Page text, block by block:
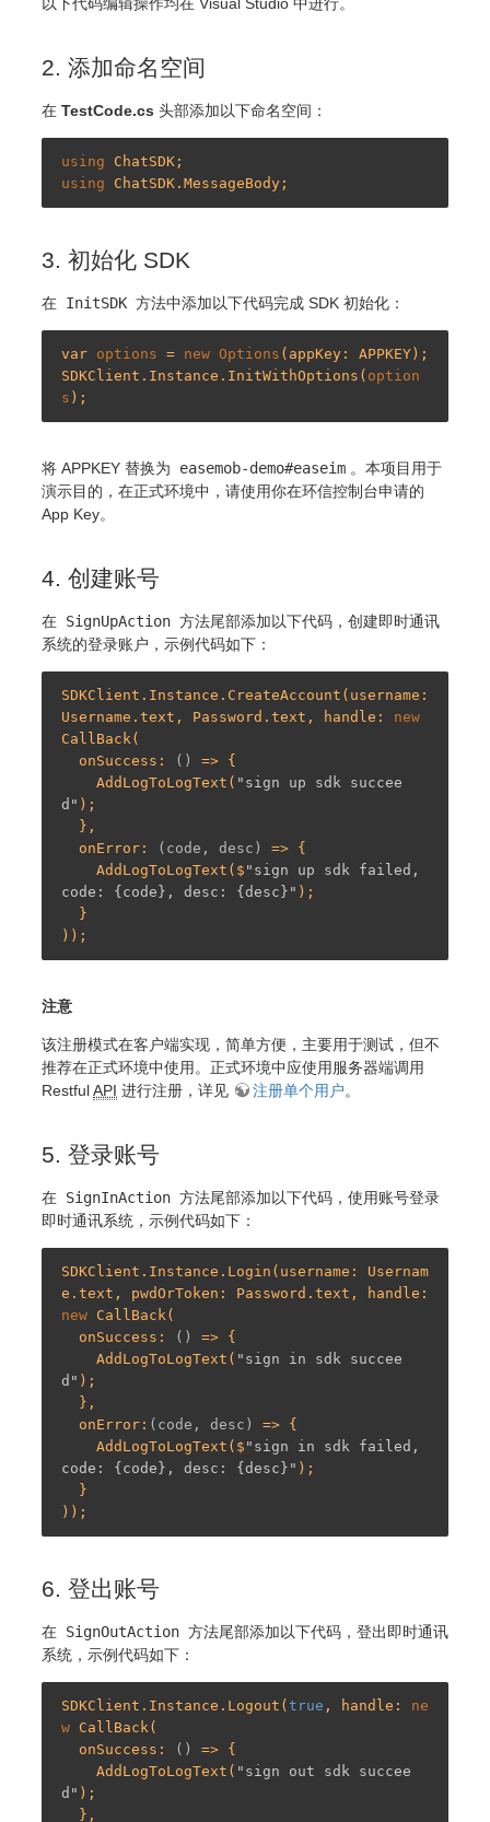
2. 添加命名空间
在 TestCode.cs 头部添加以下命名空间：
using
using
3. 初始化 SDK
在 InitSDK 方法中添加以下代码完成 SDK 初始化：
var options = new Options (appKey: APPKEY);
SDKClient.Instance.InitWithOptions( option
s
将 APPKEY 替换为 easemob-demo#easeim 。本项目用于
演示目的，在正式环境中，请使用你在环信控制台申请的
App Key。
4. 创建账号
在 SignUpAction 方法尾部添加以下代码，创建即时通讯
系统的登录账户，示例代码如下：
SDKClient.Instance.CreateAccount(username:
Username.text, Password.text, handle: new
CallBack(
  onSuccess:
() => {
    AddLogToLogText(
"sign up sdk succee
d" );
  onError:
(code, desc) => {
    AddLogToLogText($
"sign up sdk failed,
code: {code}, desc: {desc}" );
注意
该注册模式在客户端实现，简单方便，主要用于测试，但不
推荐在正式环境中使用。正式环境中应使用服务器端调用
RestfulAPI 进行注册，详见 注册单个用户。
5. 登录账号
在 SignInAction 方法尾部添加以下代码，使用账号登录
即时通讯系统，示例代码如下：
SDKClient.Instance.Login(username: Usernam
new CallBack(
  onSuccess:
() => {
    AddLogToLogText(
"sign in sdk succee
d" );
  onError:
(code, desc) => {
    AddLogToLogText($
"sign in sdk failed,
code: {code}, desc: {desc}" );
6. 登出账号
在 SignOutAction 方法尾部添加以下代码，登出即时通讯
系统，示例代码如下：
SDKClient.Instance.Logout(true , handle: ne
w CallBack(
  onSuccess:
() => {
    AddLogToLogText(
"sign out sdk succee
d" );